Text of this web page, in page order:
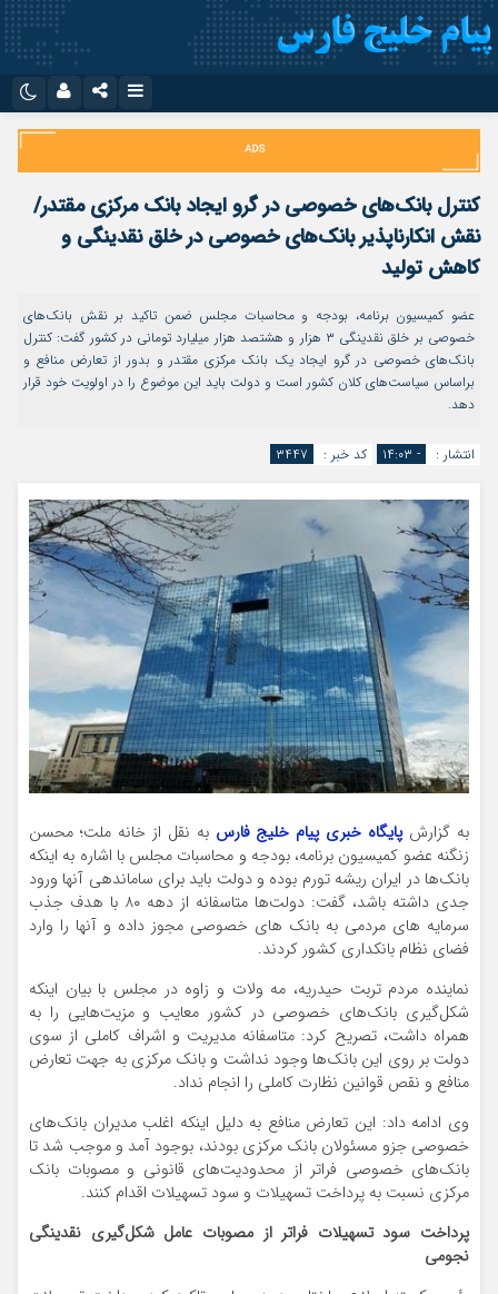
اینستاگرام
تلگرام
سروش
ایتا
آپارات
اپلیکیشن
نام کاربری یا نشانی ایمیل
رمز عبور
مرا به خاطر بسپار
کنترل بانک‌های خصوصی در گرو ایجاد بانک مرکزی مقتدر/
نقش انکارناپذیر بانک‌های خصوصی در خلق نقدینگی و
کاهش تولید
عضو کمیسیون برنامه، بودجه و محاسبات مجلس ضمن تاکید بر نقش بانک‌های
خصوصی بر خلق نقدینگی ۳ هزار و هشتصد هزار میلیارد تومانی در کشور گفت: کنترل
بانک‌های خصوصی در گرو ایجاد یک بانک مرکزی مقتدر و بدور از تعارض منافع و
براساس سیاست‌های کلان کشور است و دولت باید این موضوع را در اولویت خود قرار
دهد.
انتشار : - ۱۴:۰۳ کد خبر : ۳۴۴۷
به گزارشپایگاه خبری پیام خلیج فارس به نقل از خانه ملت؛ محسن
زنگنه عضو کمیسیون برنامه، بودجه و محاسبات مجلس با اشاره به اینکه
بانک‌ها در ایران ریشه تورم بوده و دولت باید برای ساماندهی آنها ورود
جدی داشته باشد، گفت: دولت‌ها متاسفانه از دهه ۸۰ با هدف جذب
سرمایه های مردمی به بانک های خصوصی مجوز داده و آنها را وارد
فضای نظام بانکداری کشور کردند.
نماینده مردم تربت حیدریه، مه ولات و زاوه در مجلس با بیان اینکه
شکل‌گیری بانک‌های خصوصی در کشور معایب و مزیت‌هایی را به
همراه داشت، تصریح کرد: متاسفانه مدیریت و اشراف کاملی از سوی
دولت بر روی این‌ بانک‌ها وجود نداشت و بانک مرکزی به جهت تعارض
منافع و نقص قوانین نظارت کاملی را انجام نداد.
وی ادامه داد: این تعارض منافع به دلیل اینکه اغلب مدیران بانک‌های
خصوصی جزو مسئولان بانک مرکزی بودند، بوجود آمد و موجب شد تا
بانک‌های خصوصی فراتر از محدودیت‌های قانونی و مصوبات بانک
مرکزی نسبت به پرداخت تسهیلات و سود تسهیلات اقدام کنند.
پرداخت سود تسهیلات فراتر از مصوبات عامل شکل‌گیری نقدینگی
نجومی